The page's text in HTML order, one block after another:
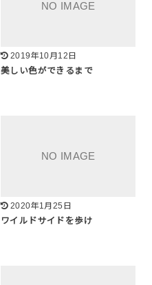
2019年10月12日
美しい色ができるまで
2020年1月25日
ワイルドサイドを歩け